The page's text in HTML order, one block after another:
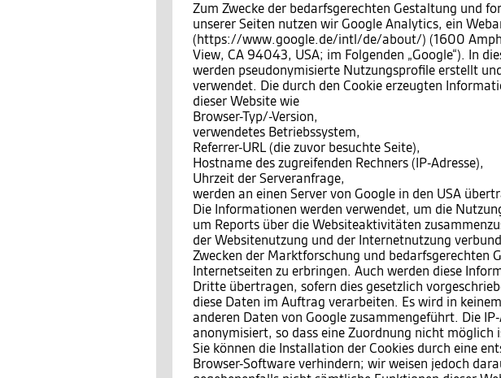
Zum Zwecke der bedarfsgerechten Gestaltung und
unserer Seiten nutzen wir Google Analytics, ein
(https://www.google.de/intl/de/about/) (1600
View, CA 94043, USA; im Folgenden „Google“). In
werden pseudonymisierte Nutzungsprofile erstellt
verwendet. Die durch den Cookie erzeugten
dieser Website wie
Browser-Typ/-Version,
verwendetes Betriebssystem,
Referrer-URL (die zuvor besuchte Seite),
Hostname des zugreifenden Rechners (IP-Adresse),
Uhrzeit der Serveranfrage,
werden an einen Server von Google in den USA
Die Informationen werden verwendet, um die
um Reports über die Websiteaktivitäten
der Websitenutzung und der Internetnutzung
Zwecken der Marktforschung und bedarfsgerechten
Internetseiten zu erbringen. Auch werden diese
Dritte übertragen, sofern dies gesetzlich
diese Daten im Auftrag verarbeiten. Es wird in
anderen Daten von Google zusammengeführt. Die
anonymisiert, so dass eine Zuordnung nicht möglich
Sie können die Installation der Cookies durch eine
Browser-Software verhindern; wir weisen jedoch